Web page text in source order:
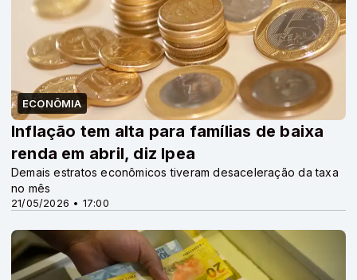
ECONÔMIA
21/05/2026 • 17:00
Inflação tem alta para famílias de baixa
renda em abril, diz Ipea
Demais estratos econômicos tiveram desaceleração da taxa
no mês